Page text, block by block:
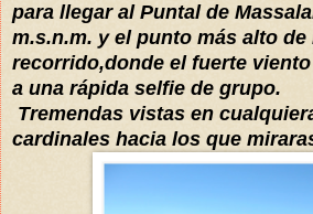
para llegar al Puntal de
m.s.n.m. y el punto más alto de
recorrido,donde el fuerte
a una rápida selfie de grupo.
Tremendas vistas en
cardinales hacia los que